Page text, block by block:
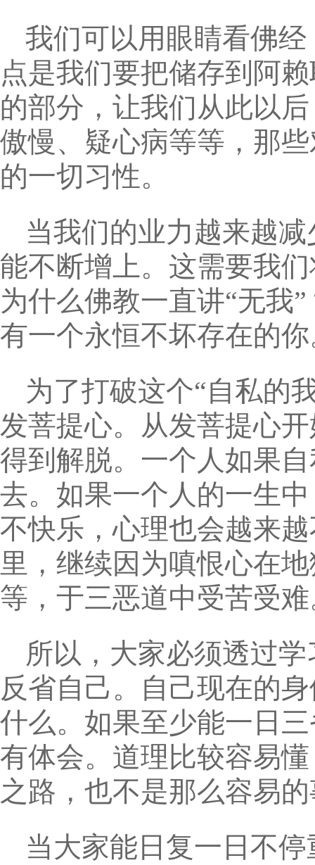
我们可以用眼睛看佛
点是我们要把储存到阿
的部分，让我们从此以
傲慢、疑心病等等，那
的一切习性。
当我们的业力越来越
能不断增上。这需要我
为什么佛教一直讲“无我
有一个永恒不坏存在的
为了打破这个“自私的
发菩提心。从发菩提心
得到解脱。一个人如果
去。如果一个人的一生
不快乐，心理也会越来
里，继续因为嗔恨心在
等，于三恶道中受苦受
所以，大家必须透过
反省自己。自己现在的
什么。如果至少能一日
有体会。道理比较容易
之路，也不是那么容易
当大家能日复一日不